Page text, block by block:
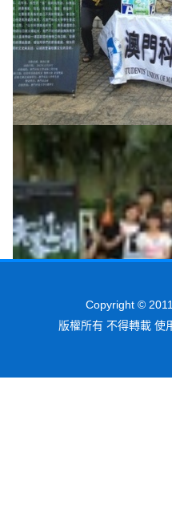
Copyright ©
版權所有 不得轉載 使